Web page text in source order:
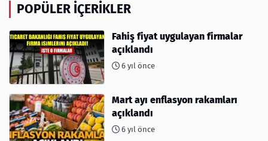
POPÜLER İÇERIKLER
Fahiş fiyat uygulayan firmalar
açıklandı
6 yıl önce
Mart ayı enflasyon rakamları
açıklandı
6 yıl önce